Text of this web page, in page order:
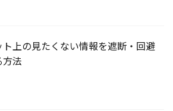
ト上の見たくない情報を遮断・回避
方法